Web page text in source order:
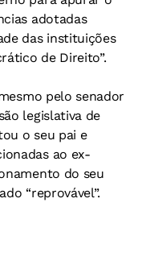
adotadas
das instituições
de Direito”.
pelo senador
legislativa de
o seu pai e
ao ex-
do seu
“reprovável”.